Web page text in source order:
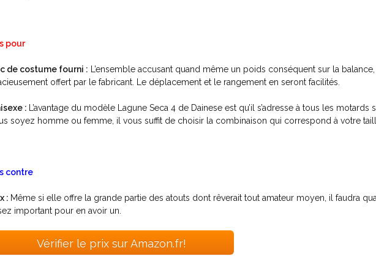
pour
de costume fourni : L’ensemble accusant quand même un poids conséquent sur la
offert par le fabricant. Le déplacement et le rangement en seront facilités.
:
L’avantage du modèle Lagune Seca 4 de Dainese est qu’il s’adresse à tous les
soyez homme ou femme, il vous suffit de choisir la combinaison qui correspond à votre
contre
: Même si elle offre la grande partie des atouts dont rêverait tout amateur moyen, il faudra
important pour en avoir un.
Vérifier le prix sur Amazon.fr!